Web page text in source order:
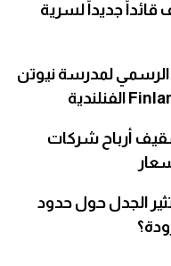
قائداً جديداً لسرية
الرسمي لمدرسة نيوتن
أرباح شركات
الجدل حول حدود